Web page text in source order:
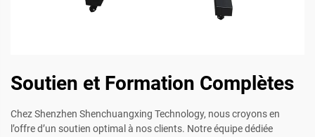
Soutien et Formation Complètes
Chez Shenzhen Shenchuangxing Technology, nous croyons en
l’offre d’un soutien optimal à nos clients. Notre équipe dédiée